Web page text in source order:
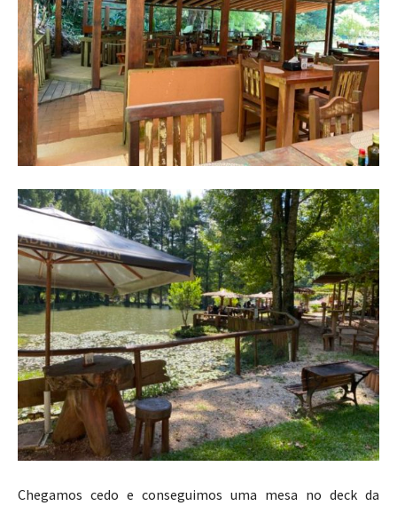
Chegamos cedo e conseguimos uma mesa no deck da